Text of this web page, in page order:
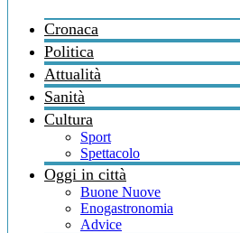
Cronaca
Politica
Attualità
Sanità
Cultura
Sport
Spettacolo
Oggi in città
Buone Nuove
Enogastronomia
Advice